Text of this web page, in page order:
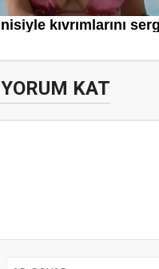
YORUM KAT